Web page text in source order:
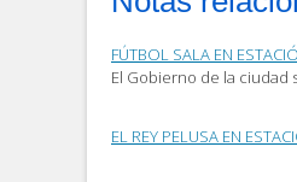
electrónico
amigo
(Se
abre
ventana
nueva)
(Se
una
ventana
nueva)
(Se
una
ventana
nueva)
FÚTBOL SALA EN
El Gobierno de la ciudad
EL REY PELUSA EN